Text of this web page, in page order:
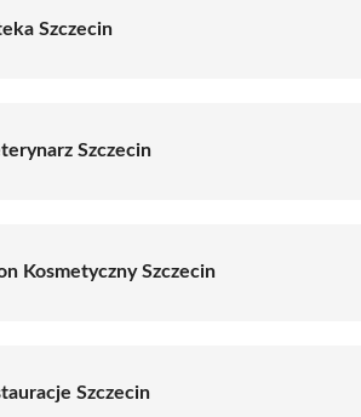
Szczecin
Szczecin
Kosmetyczny Szczecin
Szczecin